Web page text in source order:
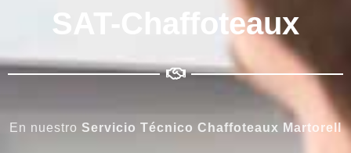
SAT-Chaffoteaux
En nuestro Servicio Técnico Chaffoteaux Martorell